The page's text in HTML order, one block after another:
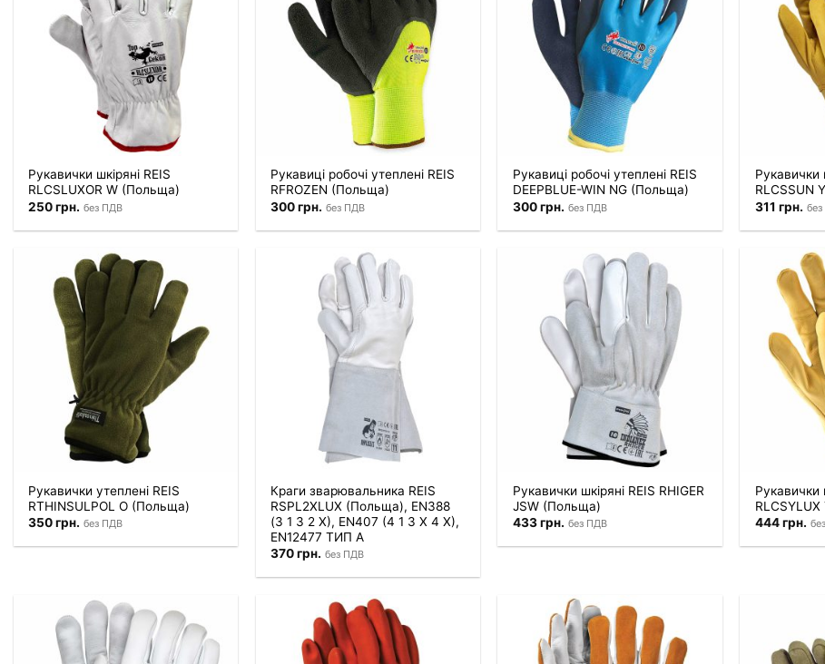
Рукавички шкіряні REIS
RLCSLUXOR W (Польща)
250грн. без ПДВ
Рукавиці робочі утеплені REIS
RFROZEN (Польща)
300грн. без ПДВ
Рукавиці робочі утеплені REIS
DEEPBLUE-WIN NG (Польща)
300грн. без ПДВ
Рукавички
RLCSSUN
311 грн.
Рукавички утеплені REIS
RTHINSULPOL O (Польща)
350грн. без ПДВ
Краги зварювальника REIS
RSPL2XLUX (Польща), EN388
(3 1 3 2 X), EN407 (4 1 3 X 4 X),
EN12477 ТИП A
370грн. без ПДВ
Рукавички шкіряні REIS RHIGER
JSW (Польща)
433грн. без ПДВ
Рукавички
444грн.